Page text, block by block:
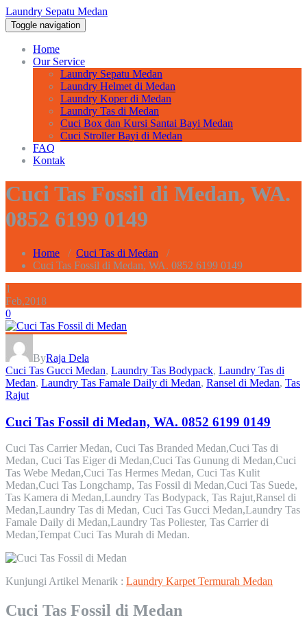
Laundry Sepatu Medan
Toggle navigation
Home
Our Service
Laundry Sepatu Medan
Laundry Helmet di Medan
Laundry Koper di Medan
Laundry Tas di Medan
Cuci Box dan Kursi Santai Bayi Medan
Cuci Stroller Bayi di Medan
FAQ
Kontak
Cuci Tas Fossil di Medan, WA.
0852 6199 0149
Home / Cuci Tas di Medan /
Cuci Tas Fossil di Medan, WA. 0852 6199 0149
1
Feb,2018
0
ByRaja Dela
Cuci Tas Gucci Medan, Laundry Tas Bodypack, Laundry Tas di
Medan, Laundry Tas Famale Daily di Medan, Ransel di Medan, Tas
Rajut
Cuci Tas Fossil di Medan, WA. 0852 6199 0149
Cuci Tas Carrier Medan, Cuci Tas Branded Medan,Cuci Tas di
Medan, Cuci Tas Eiger di Medan,Cuci Tas Gunung di Medan,Cuci
Tas Webe Medan,Cuci Tas Hermes Medan, Cuci Tas Kulit
Medan,Cuci Tas Longchamp, Tas Fossil di Medan,Cuci Tas Suede,
Tas Kamera di Medan,Laundry Tas Bodypack, Tas Rajut,Ransel di
Medan,Laundry Tas di Medan, Cuci Tas Gucci Medan,Laundry Tas
Famale Daily di Medan,Laundry Tas Poliester, Tas Carrier di
Medan,Tempat Cuci Tas Murah di Medan.
Kunjungi Artikel Menarik : Laundry Karpet Termurah Medan
Cuci Tas Fossil di Medan